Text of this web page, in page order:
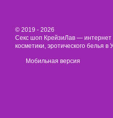
© 2019 - 2026
Секс шоп КрейзиЛав — интернет
косметики, эротического белья в
Мобильная версия